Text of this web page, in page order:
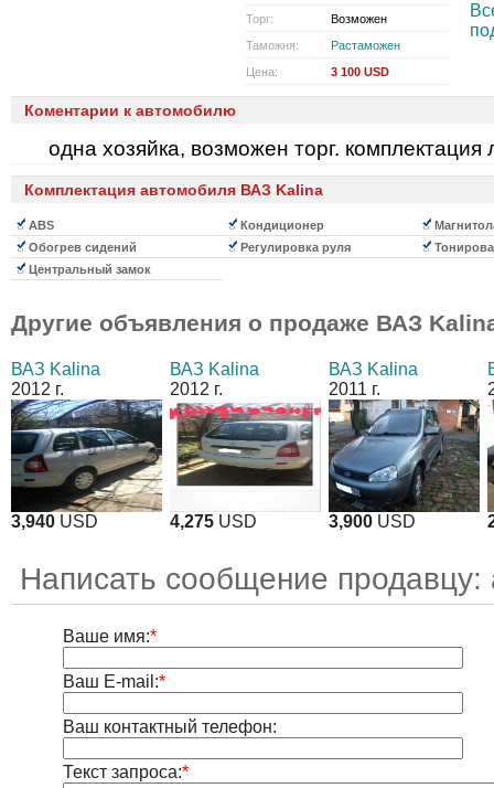
Торг:
Возможен
Таможня:
Растаможен
Цена:
3 100 USD
Коментарии к автомобилю
одна хозяйка, возможен торг. комплектация
Комплектация автомобиля ВАЗ Kalina
ABS Кондиционер
Обогрев сидений
Регулировка руля
Центральный замок
Другие объявления о продаже ВАЗ
ВАЗ Kalina
2012 г.
3,940 USD
ВАЗ Kalina
2012 г.
4,275 USD
ВАЗ Kalina
2011 г.
3,900 USD
Написать сообщение продавцу:
Ваше имя:*
Ваш E-mail:*
Ваш контактный телефон:
Текст запроса:*